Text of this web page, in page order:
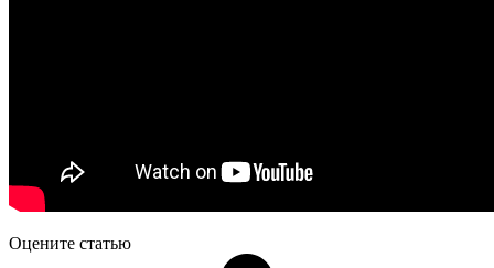
Оцените статью